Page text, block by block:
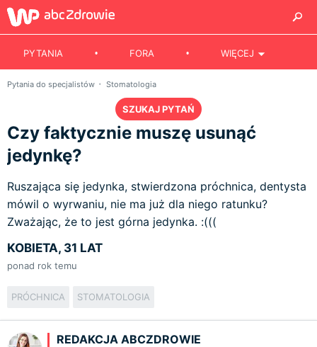
PYTANIA FORA WIĘCEJ
Pytania do specjalistów Stomatologia
SZUKAJ PYTAŃ
Czy faktycznie muszę usunąć
jedynkę?
Ruszająca się jedynka, stwierdzona próchnica, dentysta
mówil o wyrwaniu, nie ma już dla niego ratunku?
Zważając, że to jest górna jedynka. :(((
KOBIETA, 31 LAT
ponad rok temu
PRÓCHNICA STOMATOLOGIA
REDAKCJA ABCZDROWIE